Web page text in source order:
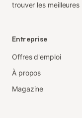
trouver les
Entreprise
Offres d'emploi
À propos
Magazine